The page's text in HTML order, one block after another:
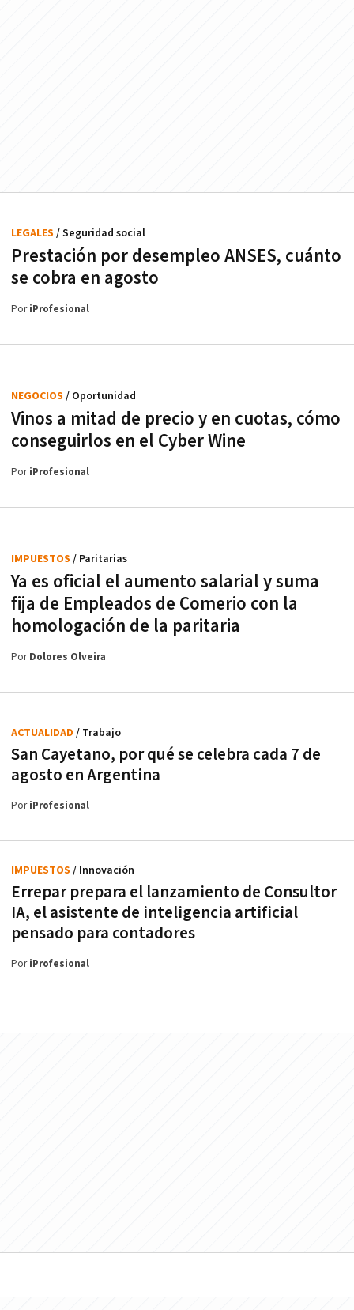
Prestación por desempleo ANSES, cuánto
se cobra en agosto
LEGALES / Seguridad social
PoriProfesional
Vinos a mitad de precio y en cuotas, cómo
conseguirlos en el Cyber Wine
NEGOCIOS / Oportunidad
PoriProfesional
Ya es oficial el aumento salarial y suma
fija de Empleados de Comerio con la
homologación de la paritaria
IMPUESTOS / Paritarias
PorDolores Olveira
San Cayetano, por qué se celebra cada 7 de
agosto en Argentina
ACTUALIDAD / Trabajo
PoriProfesional
Errepar prepara el lanzamiento de Consultor
IA, el asistente de inteligencia artificial
pensado para contadores
IMPUESTOS / Innovación
PoriProfesional